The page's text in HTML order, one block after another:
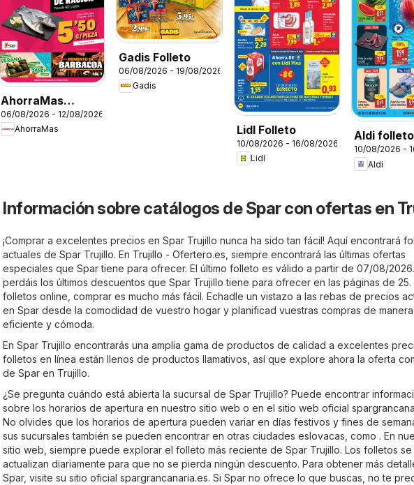
AhorraMas
Folleto
06/08/2026 - 12/08/2026
AhorraMas
Gadis Folleto
06/08/2026 - 19/08/2026
Gadis
Lidl Folleto
10/08/2026 - 16/08/2026
Lidl
Aldi folleto
Península
10/08/2026 -
Aldi
Información sobre catálogos de Spar con ofertas en
¡Comprar a excelentes precios en Spar Trujillo nunca ha sido tan fácil! Aquí encontrará
actuales de Spar Trujillo. En Trujillo - Ofertero.es , siempre encontrará las últimas ofertas
especiales que Spar tiene para ofrecer. El último folleto es válido a partir de 07/08/
perdáis los últimos descuentos que Spar Trujillo tiene para ofrecer en las páginas de 25.
folletos online, comprar es mucho más fácil. Echadle un vistazo a las rebas de precios
en Spar desde la comodidad de vuestro hogar y planificad vuestras compras de manera
eficiente y cómoda.
En Spar Trujillo encontrarás una amplia gama de productos de calidad a excelentes
folletos en línea están llenos de productos llamativos, así que explore ahora la oferta
de Spar en Trujillo.
¿Se pregunta cuándo está abierta la sucursal de Spar Trujillo? Puede encontrar
sobre los horarios de apertura en nuestro sitio web o en el sitio web oficial
No olvides que los horarios de apertura pueden variar en días festivos y fines de
sus sucursales también se pueden encontrar en otras ciudades eslovacas, como . En
sitio web, siempre puede explorar el folleto más reciente de Spar Trujillo. Los folletos se
actualizan diariamente para que no se pierda ningún descuento. Para obtener más
Spar, visite su sitio oficial spargrancanaria.es. Si Spar no ofrece lo que buscas, no te